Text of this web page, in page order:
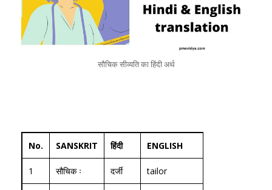
सौचिक सीव्यति का हिंदी अर्थ
No. SANSKRIT हिंदी ENGLISH
1 सौचिक ः दर्जी tailor